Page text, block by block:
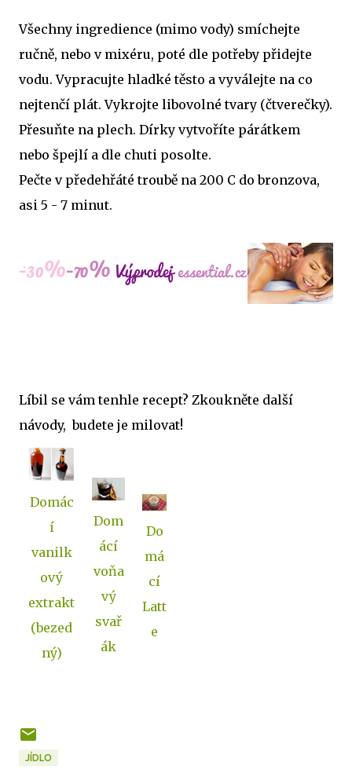
Všechny ingredience (mimo vody) smíchejte
ručně, nebo v mixéru, poté dle potřeby přidejte
vodu. Vypracujte hladké těsto a vyválejte na co
nejtenčí plát. Vykrojte libovolné tvary (čtverečky).
Přesuňte na plech. Dírky vytvoříte párátkem
nebo špejlí a dle chuti posolte.
Pečte v předehřáté troubě na 200 C do bronzova,
asi 5 - 7 minut.
Líbil se vám tenhle recept? Zkoukněte další
návody, budete je milovat!
Domác
í
vanilk
ový
extrakt
(bezed
ný)
Dom
ácí
voňa
vý
svař
ák
Do
má
cí
Latt
e
JÍDLO